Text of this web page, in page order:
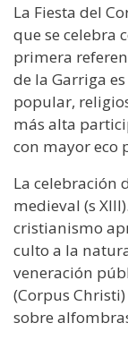
La Fiesta del
que se celebra
primera
de la Garriga
popular,
más alta
con mayor eco
La celebración
medieval (s
cristianismo
culto a la
veneración
(Corpus
sobre